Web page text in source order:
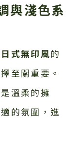
與淺色系
日式無印風的
至關重要。
溫柔的擁
的氛圍，進